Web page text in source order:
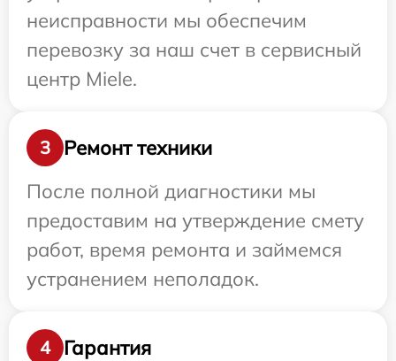
неисправности мы обеспечим
перевозку за наш счет в сервисный
центр Miele.
3
Ремонт техники
После полной диагностики мы
предоставим на утверждение смету
работ, время ремонта и займемся
устранением неполадок.
4
Гарантия